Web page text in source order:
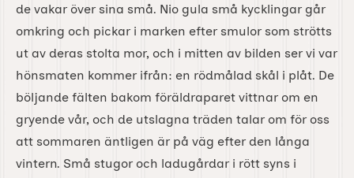
de vakar över sina små. Nio gula små kycklingar går
omkring och pickar i marken efter smulor som strötts
ut av deras stolta mor, och i mitten av bilden ser vi var
hönsmaten kommer ifrån: en rödmålad skål i plåt. De
böljande fälten bakom föräldraparet vittnar om en
gryende vår, och de utslagna träden talar om för oss
att sommaren äntligen är på väg efter den långa
vintern. Små stugor och ladugårdar i rött syns i